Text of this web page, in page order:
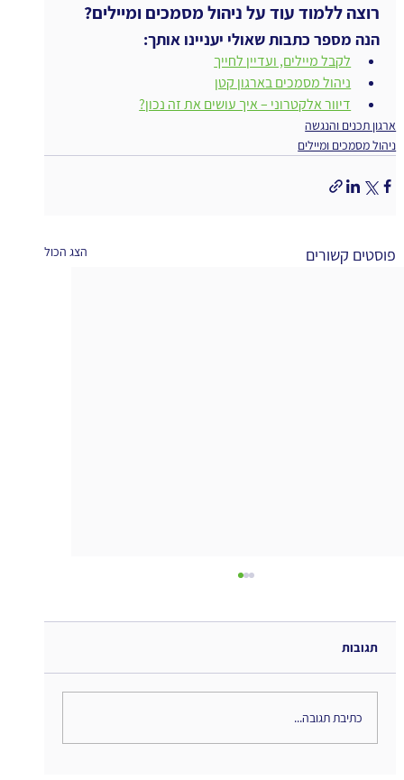
רוצה ללמוד עוד על ניהול מסמכים ומיילים?
הנה מספר כתבות שאולי יעניינו אותך:
לקבל מיילים, ועדיין לחייך
ניהול מסמכים בארגון קטן
דיוור אלקטרוני – איך עושים את זה נכון?
ארגון תכנים והנגשה
ניהול מסמכים ומיילים
פוסטים קשורים הצג הכול
תגובות
כתיבת תגובה...